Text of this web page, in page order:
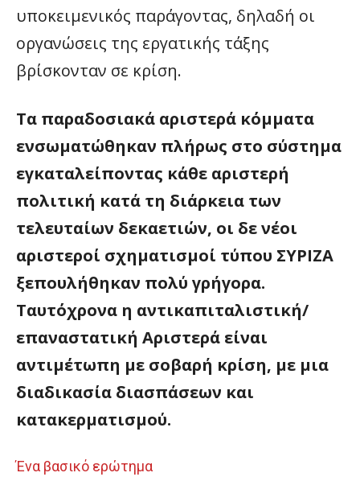
υποκειμενικός παράγοντας, δηλαδή οι
οργανώσεις της εργατικής τάξης
βρίσκονταν σε κρίση.
Τα παραδοσιακά αριστερά κόμματα
ενσωματώθηκαν πλήρως στο σύστημα
εγκαταλείποντας κάθε αριστερή
πολιτική κατά τη διάρκεια των
τελευταίων δεκαετιών, οι δε νέοι
αριστεροί σχηματισμοί τύπου ΣΥΡΙΖΑ
ξεπουλήθηκαν πολύ γρήγορα.
Ταυτόχρονα η αντικαπιταλιστική/
επαναστατική Αριστερά είναι
αντιμέτωπη με σοβαρή κρίση, με μια
διαδικασία διασπάσεων και
κατακερματισμού.
Ένα βασικό ερώτημα